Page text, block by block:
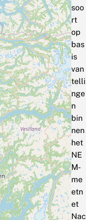
soo
rt
op
bas
is
van
telli
nge
n
bin
nen
het
NE
M‑
me
etn
et
Nac